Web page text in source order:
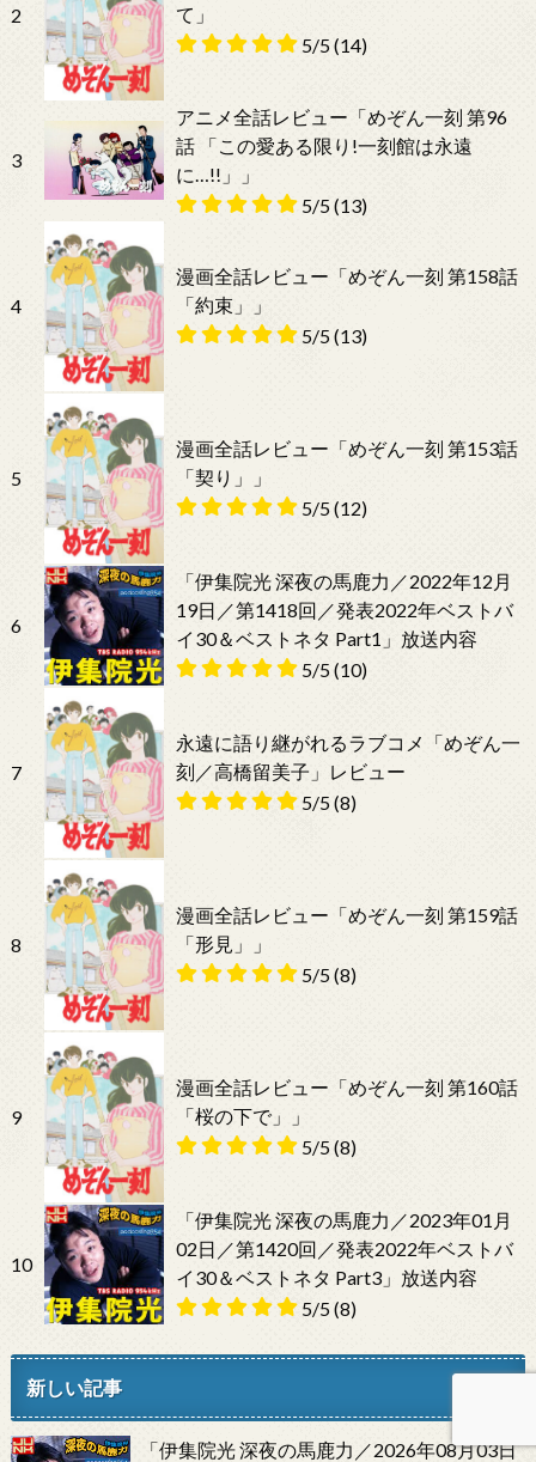
2
て」
5/5(14)
3
アニメ全話レビュー「めぞん一刻 第96
話 「この愛ある限り!一刻館は永遠
に…!!」」
5/5(13)
4
漫画全話レビュー「めぞん一刻 第158話
「約束」」
5/5(13)
5
漫画全話レビュー「めぞん一刻 第153話
「契り」」
5/5(12)
6
「伊集院光 深夜の馬鹿力／2022年12月
19日／第1418回／発表2022年ベストバ
イ30＆ベストネタ Part1」放送内容
5/5(10)
7
永遠に語り継がれるラブコメ「めぞん一
刻／高橋留美子」レビュー
5/5(8)
8
漫画全話レビュー「めぞん一刻 第159話
「形見」」
5/5(8)
9
漫画全話レビュー「めぞん一刻 第160話
「桜の下で」」
5/5(8)
10
「伊集院光 深夜の馬鹿力／2023年01月
02日／第1420回／発表2022年ベストバ
イ30＆ベストネタ Part3」放送内容
5/5(8)
新しい記事
「伊集院光 深夜の馬鹿力／2026年08月03日